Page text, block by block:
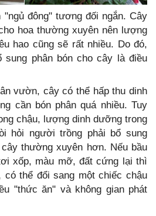
đông" tương đối ngắn. Cây
hoa thường xuyên nên lượng
hao cũng sẽ rất nhiều. Do đó,
sung phân bón cho cây là điều
vườn, cây có thể hấp thu dinh
cần bón phân quá nhiều. Tuy
chậu, lượng dinh dưỡng trong
hỏi người trồng phải bổ sung
thường xuyên hơn. Nếu bầu
xốp, màu mỡ, đất cứng lại thì
có thể đổi sang một chiếc chậu
"thức ăn" và không gian phát